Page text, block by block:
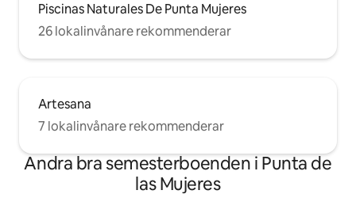
Piscinas Naturales De Punta Mujeres
26 lokalinvånare rekommenderar
Artesana
7 lokalinvånare rekommenderar
Andra bra semesterboenden i Punta de
las Mujeres